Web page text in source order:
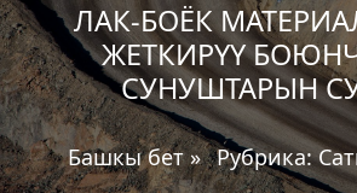
ЛАК-БОЁК
ЖЕТКИРҮҮ
СУНУШТАРЫН
Башкы бет» Рубрика: